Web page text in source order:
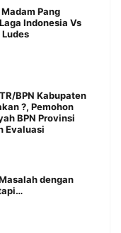
Madam Pang
Indonesia Vs
BPN Kabupaten
?, Pemohon
BPN Provinsi
Evaluasi
dengan